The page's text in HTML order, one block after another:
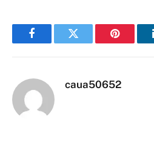
FacebookTwitter Pinterest
caua50652